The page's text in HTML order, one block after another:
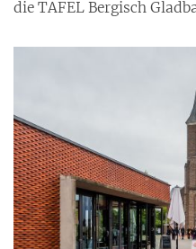
die TAFEL Bergisch